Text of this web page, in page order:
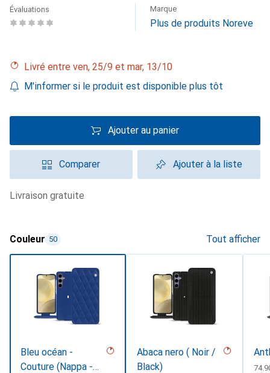
Évaluations Marque
Plus de produits Noreve
Livré entre ven, 25/9 et mar, 13/10
M'informer si le produit est disponible plus tôt
Ajouter au panier
Comparer Ajouter à la liste
livraison gratuite
Couleur 50 Tout afficher
Bleu océan -
Couture (Nappa -
Abaca nero ( Noir /
Black)
CHF